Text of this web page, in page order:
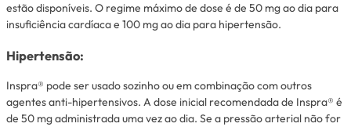
estão disponíveis. O regime máximo de dose é de 50 mg ao dia para
insuficiência cardíaca e 100 mg ao dia para hipertensão.
Hipertensão:
Inspra® pode ser usado sozinho ou em combinação com outros
agentes anti-hipertensivos. A dose inicial recomendada de Inspra® é
de 50 mg administrada uma vez ao dia. Se a pressão arterial não for